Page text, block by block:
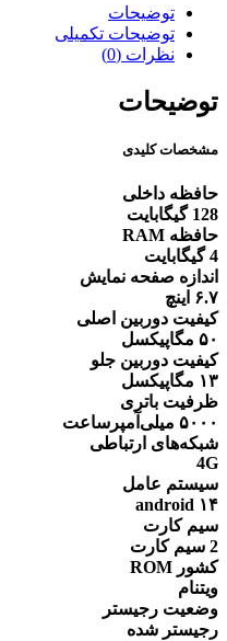
حافظه
گیگابایت
ریجستر
عدد
توضیحات
توضیحات تکمیلی
نظرات (0)
توضیحات
مشخصات کلیدی
حافظه داخلی
128 گیگابایت
حافظه RAM
4 گیگابایت
اندازه صفحه نمایش
۶.۷ اینچ
کیفیت دوربین اصلی
۵۰ مگاپیکسل
کیفیت دوربین جلو
۱۳ مگاپیکسل
ظرفیت باتری
۵۰۰۰ میلی‌آمپرساعت
شبکه‌های ارتباطی
4G
سیستم عامل
android ۱۴
سیم کارت
2 سیم کارت
کشور ROM
ویتنام
وضعیت رجیستر
رجیستر شده